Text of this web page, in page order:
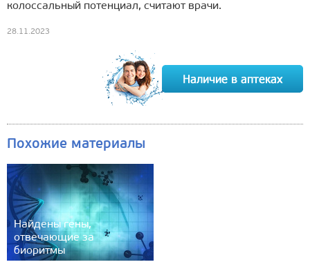
колоссальный потенциал, считают врачи.
28.11.2023
Похожие материалы
Найдены гены,
отвечающие за
биоритмы